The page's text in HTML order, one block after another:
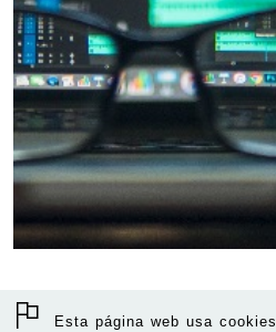
Esta página web usa cookies